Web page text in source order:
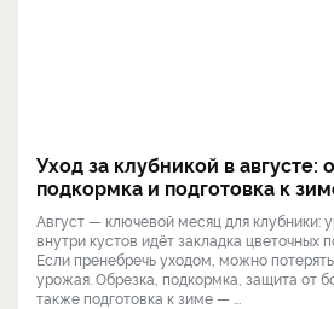
Уход за клубникой в августе:
подкормка и подготовка к
Август — ключевой месяц для клубники:
внутри кустов идёт закладка цветочных
Если пренебречь уходом, можно
урожая. Обрезка, подкормка, защита от
также подготовка к зиме — ...